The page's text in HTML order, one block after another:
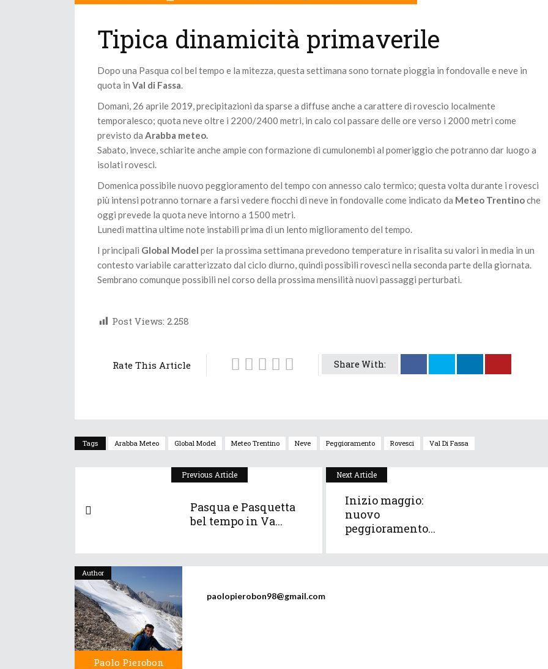
Tipica dinamicità primaverile
Dopo una Pasqua col bel tempo e la mitezza, questa settimana sono tornate pioggia in fondovalle e neve in
quota in Val di Fassa
Domani, 26 aprile 2019, precipitazioni da sparse a diffuse anche a carattere di rovescio localmente
temporalesco; quota neve oltre i 2200/2400 metri, in calo col passare delle ore verso i 2000 metri come
previsto da Arabba meteo.
Sabato, invece, schiarite anche ampie con formazione di cumulonembi al pomeriggio che potranno dar luogo a
isolati rovesci.
Domenica possibile nuovo peggioramento del tempo con annesso calo termico; questa volta durante i rovesci
più intensi potranno tornare a farsi vedere fiocchi di neve in fondovalle come indicato da Meteo Trentinoche
oggi prevede la quota neve intorno a 1500 metri.
Lunedì mattina ultime note instabili prima di un lento miglioramento del tempo.
I principali Global Model per la prossima settimana prevedono temperature in risalita su valori in media in un
contesto variabile caratterizzato dal ciclo diurno, quindi possibili rovesci nella seconda parte della giornata.
Sembrano comunque possibili nel corso della prossima mensilità nuovi passaggi perturbati.
Post Views: 2.258
Share With:
Rate This Article
Tags Arabba Meteo Global Model Meteo Trentino Neve Peggioramento Rovesci Val Di Fassa
Previous Article
Pasqua e Pasquetta
bel tempo in Va...
Next Article
Inizio maggio:
nuovo
peggioramento...
Author
Paolo Pierobon
paolopierobon98@gmail.com